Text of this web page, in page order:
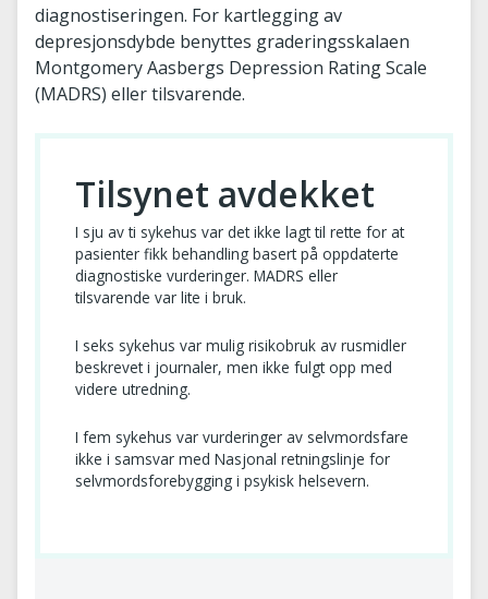
diagnostiseringen. For kartlegging av
depresjonsdybde benyttes graderingsskalaen
Montgomery Aasbergs Depression Rating Scale
(MADRS) eller tilsvarende.
Tilsynet avdekket
I sju av ti sykehus var det ikke lagt til rette for at
pasienter fikk behandling basert på oppdaterte
diagnostiske vurderinger. MADRS eller
tilsvarende var lite i bruk.
I seks sykehus var mulig risikobruk av rusmidler
beskrevet i journaler, men ikke fulgt opp med
videre utredning.
I fem sykehus var vurderinger av selvmordsfare
ikke i samsvar med Nasjonal retningslinje for
selvmordsforebygging i psykisk helsevern.